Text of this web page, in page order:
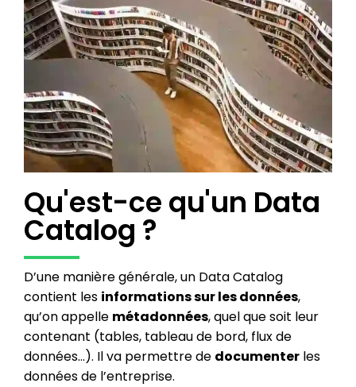
Qu'est-ce qu'un Data
Catalog ?
D’une manière générale, un Data Catalog
contient les informations sur les données,
qu’on appelle métadonnées, quel que soit leur
contenant (tables, tableau de bord, flux de
données…). Il va permettre de documenter les
données de l’entreprise.